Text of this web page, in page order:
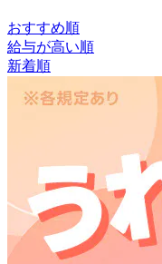
おすすめ順
給与が高い順
新着順